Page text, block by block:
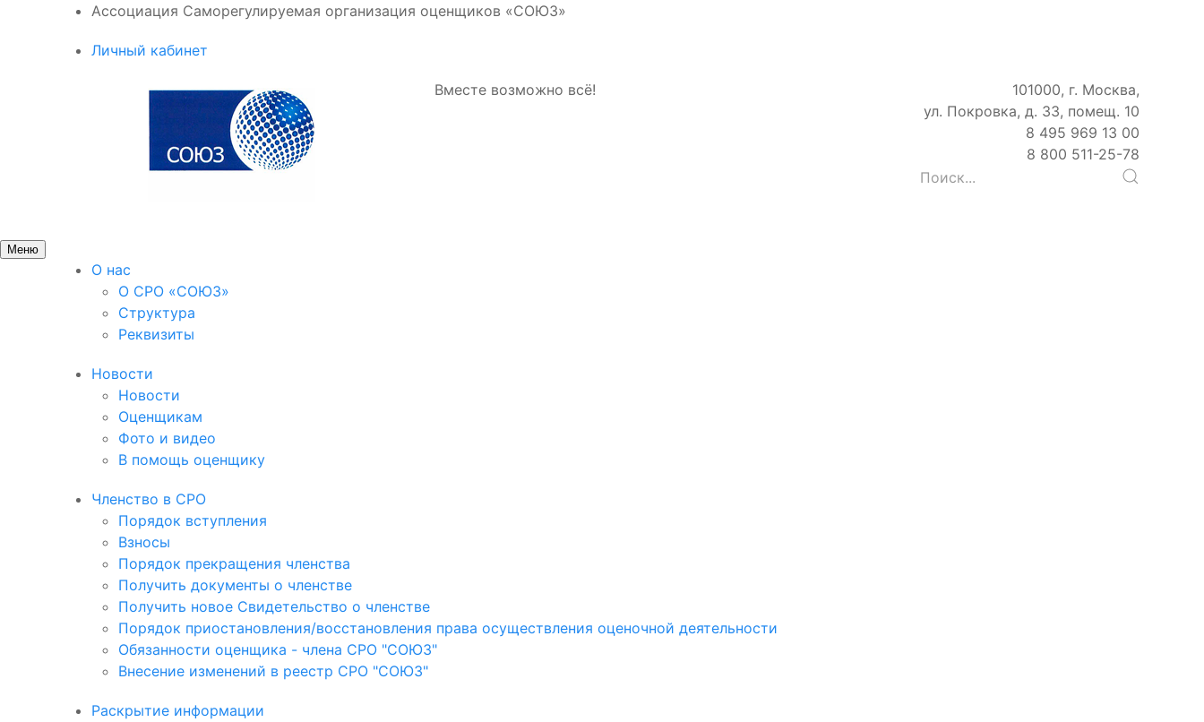
Ассоциация Саморегулируемая организация оценщиков «СОЮЗ»
Личный кабинет
Вместе возможно всё!
101000, г. Москва,
ул. Покровка, д. 33, помещ. 10
8 495 969 13 00
8 800 511-25-78
Меню
О нас
О СРО «СОЮЗ»
Структура
Реквизиты
Новости
Новости
Оценщикам
Фото и видео
В помощь оценщику
Членство в СРО
Порядок вступления
Взносы
Порядок прекращения членства
Получить документы о членстве
Получить новое Свидетельство о членстве
Порядок приостановления/восстановления права осуществления оценочной деятельности
Обязанности оценщика - члена СРО "СОЮЗ"
Внесение изменений в реестр СРО "СОЮЗ"
Раскрытие информации